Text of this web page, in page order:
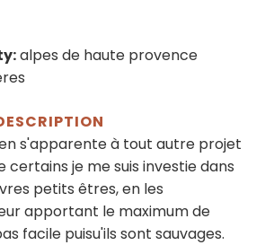
alpes de haute provence
s'apparente à tout autre projet
certains je me suis investie dans
petits êtres, en les
apportant le maximum de
facile puisu'ils sont sauvages.